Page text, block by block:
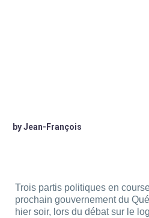
by Jean-François
Trois partis politiques en
prochain gouvernement du
hier soir, lors du débat sur le